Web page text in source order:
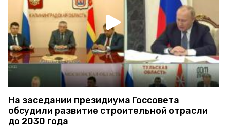
На заседании президиума Госсовета
обсудили развитие строительной отрасли
до 2030 года